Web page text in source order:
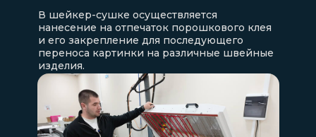
В шейкер-сушке осуществляется
нанесение на отпечаток порошкового клея
и его закрепление для последующего
переноса картинки на различные швейные
изделия.